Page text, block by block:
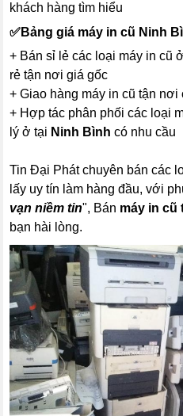
khách hàng tìm hiểu
✅Bảng giá máy in cũ Ninh
+ Bán sỉ lẻ các loại máy in cũ ở
rẻ tận nơi giá gốc
+ Giao hàng máy in cũ tận nơi
+ Hợp tác phân phối các loại
lý ở tại Ninh Bình có nhu cầu
Tin Đại Phát chuyên bán các
lấy uy tín làm hàng đầu, với
vạn niềm tin", Bán máy in cũ
bạn hài lòng.